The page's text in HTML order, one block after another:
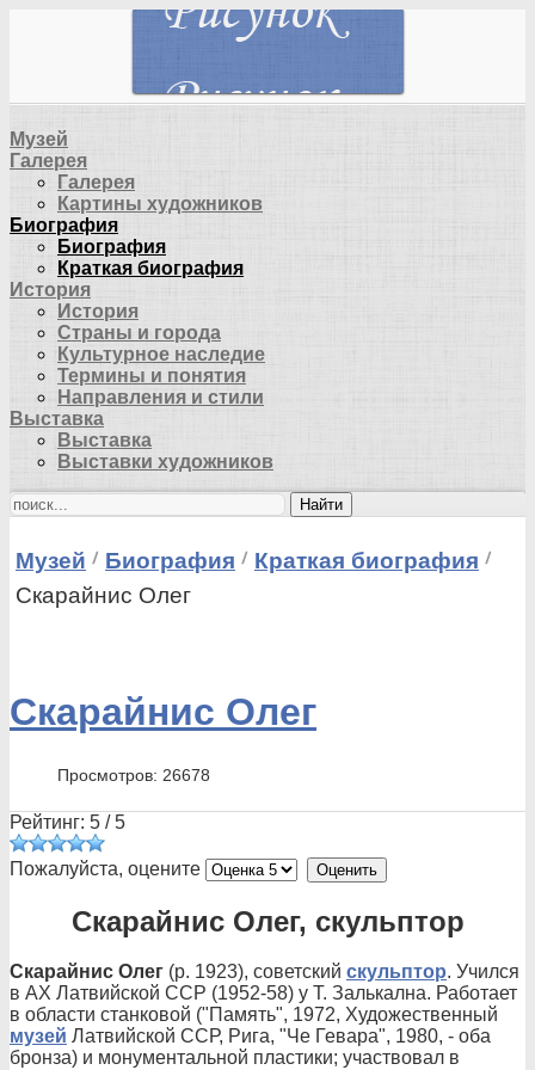
Музей
Галерея
Галерея
Картины художников
Биография
Биография
Краткая биография
История
История
Страны и города
Культурное наследие
Термины и понятия
Направления и стили
Выставка
Выставка
Выставки художников
Найти
Музей Биография
Краткая биография
Скарайнис Олег
Скарайнис Олег
Просмотров: 26678
Рейтинг: 5 /5
Пожалуйста, оцените
Скарайнис Олег, скульптор
Скарайнис Олег (р. 1923), советский скульптор. Учился
в АХ Латвийской ССР (1952-58) у Т. Залькална. Работает
в области станковой ("Память", 1972, Художественный
музей Латвийской ССР, Рига, "Че Гевара", 1980, - оба
бронза) и монументальной пластики; участвовал в